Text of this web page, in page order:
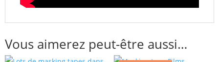
Vous aimerez peut-être aussi…